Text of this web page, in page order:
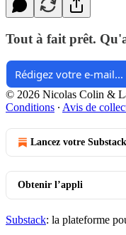
Tout à fait prêt.
© 2026 Nicolas Colin &
Conditions ∙ Avis de
Lancez votre Substack
Obtenir l’appli
Substack: la plateforme